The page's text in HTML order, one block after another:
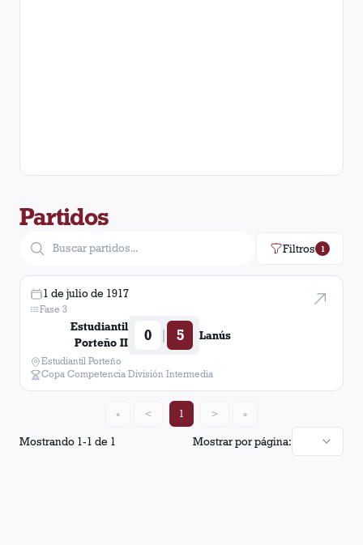
Partidos
Filtros 1
1 de julio de 1917
Fase 3
Estudiantil
Porteño II
0 | 5 Lanús
Estudiantil Porteño
Copa Competencia División Intermedia
Mostrando 1-1 de 1 Mostrar por página:
« < 1 > »